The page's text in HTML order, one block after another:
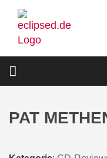
Direkt
zum
Inhalt
PAT